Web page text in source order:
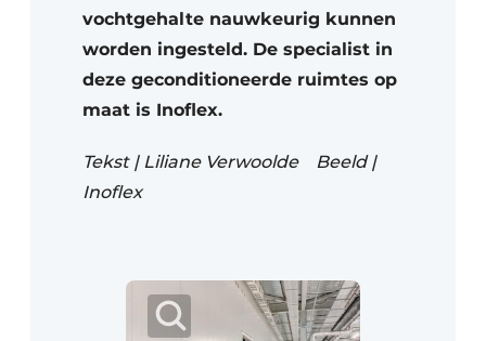
vochtgehalte nauwkeurig kunnen
worden ingesteld. De specialist in
deze geconditioneerde ruimtes op
maat is Inoflex.
Tekst | Liliane Verwoolde Beeld |
Inoflex